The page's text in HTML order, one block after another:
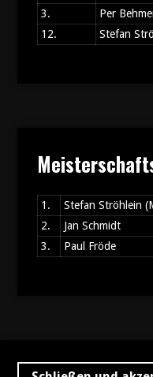
3.
Per
12.
Stefan
1. Stefan Ströhlein
2.
Jan Schmidt
3.
Paul Fröde